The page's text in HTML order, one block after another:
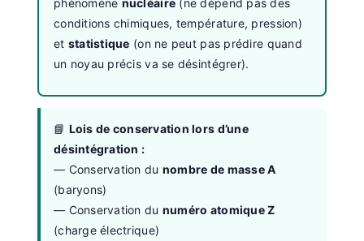
conditions chimiques, température, pression)
et statistique (on ne peut pas prédire quand
un noyau précis va se désintégrer).
📘 Lois de conservation lors d’une
désintégration :
— Conservation du nombre de masse A
(baryons)
— Conservation du numéro atomique Z
(charge électrique)